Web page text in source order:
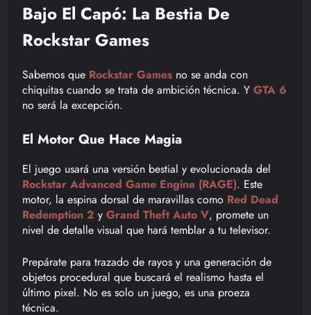
Bajo El Capó: La Bestia De
Rockstar Games
Sabemos que Rockstar Games no se anda con
chiquitas cuando se trata de ambición técnica. Y GTA 6
no será la excepción.
El Motor Que Hace Magia
El juego usará una versión bestial y evolucionada del
Rockstar Advanced Game Engine (RAGE). Este
motor, la espina dorsal de maravillas como Red Dead
Redemption 2 y Grand Theft Auto V, promete un
nivel de detalle visual que hará temblar a tu televisor.
Prepárate para trazado de rayos y una generación de
objetos procedural que buscará el realismo hasta el
último pixel. No es solo un juego, es una proeza
técnica.